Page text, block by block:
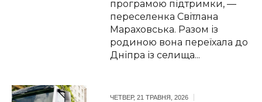
програмою підтримки, —
переселенка Світлана
Мараховська. Разом із
родиною вона переїхала до
Дніпра із селища...
ЧЕТВЕР, 21 ТРАВНЯ, 2026